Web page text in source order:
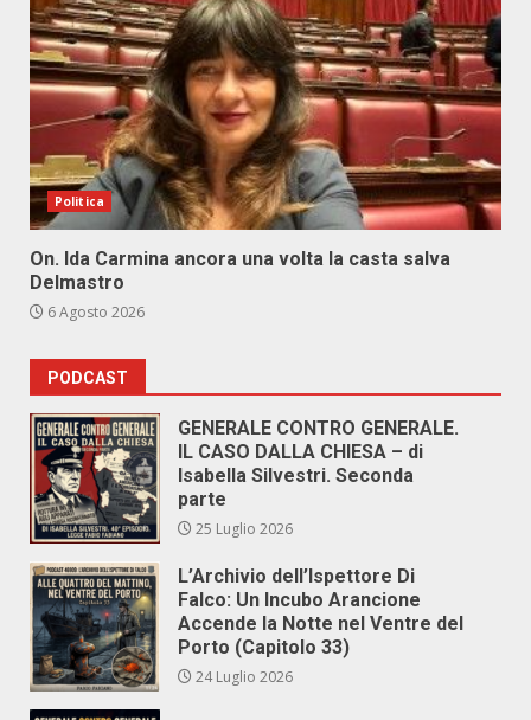
Politica
On. Ida Carmina ancora una volta la casta salva
Delmastro
6 Agosto 2026
PODCAST
GENERALE CONTRO GENERALE.
IL CASO DALLA CHIESA – di
Isabella Silvestri. Seconda
parte
25 Luglio 2026
L’Archivio dell’Ispettore Di
Falco: Un Incubo Arancione
Accende la Notte nel Ventre del
Porto (Capitolo 33)
24 Luglio 2026